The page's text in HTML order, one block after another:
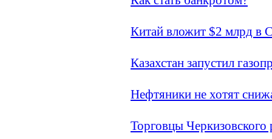
Китай вложит $2 млрд в
Казахстан запустил
Нефтяники не хотят
Торговцы